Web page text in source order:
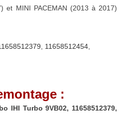
et MINI PACEMAN (2013 à 2017)
11658512454
:
IHI Turbo 9VB02, 11658512379,